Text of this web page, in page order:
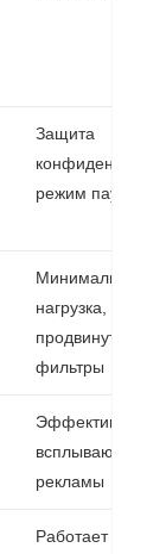
Защита
режим паузы
Минимальная
нагрузка,
продвинутые
фильтры
Эффективен
всплывающей
рекламы
Работает на